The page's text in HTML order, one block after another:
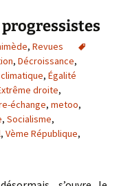
progressistes
, Revues
, Décroissance,
, Égalité
droite,
échange, metoo,
, Socialisme,
, Vème République,